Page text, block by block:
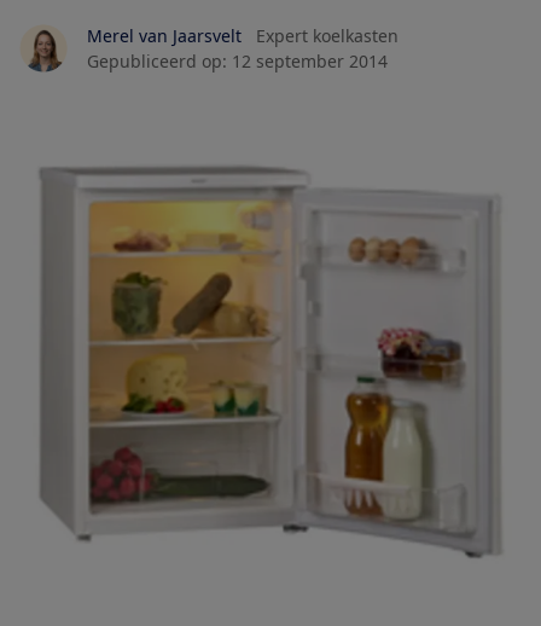
Merel van Jaarsvelt
Expert koelkasten
Gepubliceerd op: 12 september 2014